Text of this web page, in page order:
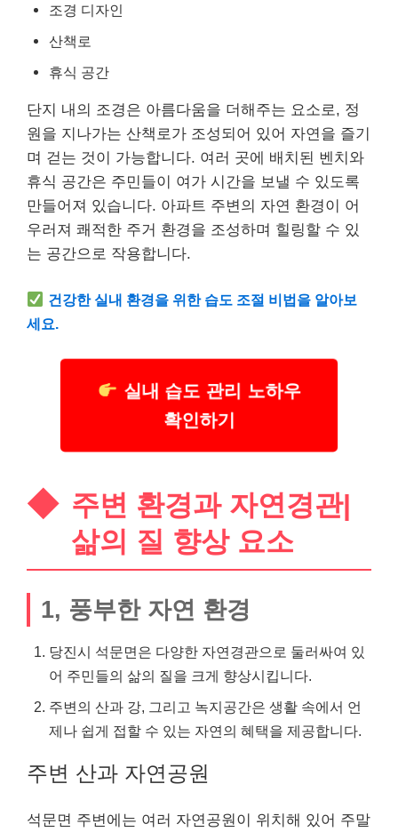
조경 디자인
산책로
휴식 공간
단지 내의 조경은 아름다움을 더해주는 요소로, 정
원을 지나가는 산책로가 조성되어 있어 자연을 즐기
며 걷는 것이 가능합니다. 여러 곳에 배치된 벤치와
휴식 공간은 주민들이 여가 시간을 보낼 수 있도록
만들어져 있습니다. 아파트 주변의 자연 환경이 어
우러져 쾌적한 주거 환경을 조성하며 힐링할 수 있
는 공간으로 작용합니다.
건강한 실내 환경을 위한 습도 조절 비법을 알아보
세요.
실내 습도 관리 노하우
확인하기
주변 환경과 자연경관|
삶의 질 향상 요소
1, 풍부한 자연 환경
당진시 석문면은 다양한 자연경관으로 둘러싸여 있
어 주민들의 삶의 질을 크게 향상시킵니다.
주변의 산과 강, 그리고 녹지공간은 생활 속에서 언
제나 쉽게 접할 수 있는 자연의 혜택을 제공합니다.
주변 산과 자연공원
석문면 주변에는 여러 자연공원이 위치해 있어 주말